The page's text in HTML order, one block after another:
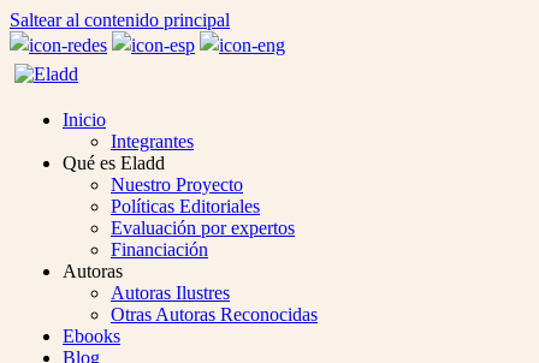
Saltear al contenido principal
Inicio
Integrantes
Qué es Eladd
Nuestro Proyecto
Políticas Editoriales
Evaluación por expertos
Financiación
Autoras
Autoras Ilustres
Otras Autoras Reconocidas
Ebooks
Blog